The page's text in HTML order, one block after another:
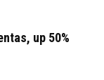
up 50%